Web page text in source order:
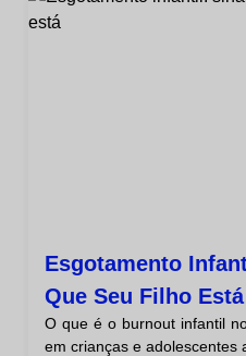
Esgotamento
Que Seu Filho
Do Esporte
O que é o burnout infantil
em crianças e adolescentes